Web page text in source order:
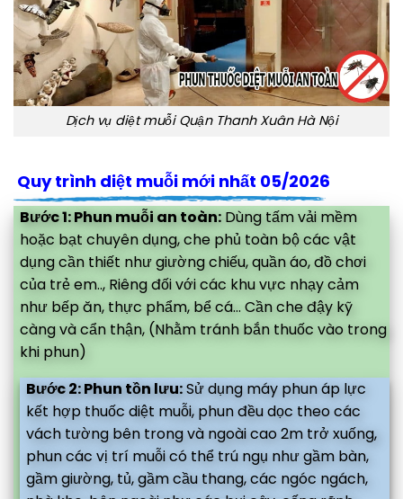
Dịch vụ diệt muỗi Quận Thanh Xuân Hà Nội
Quy trình diệt muỗi mới nhất 05/2026
Bước 1: Phun muỗi an toàn: Dùng tấm vải mềm
hoặc bạt chuyên dụng, che phủ toàn bộ các vật
dụng cần thiết như giường chiếu, quần áo, đồ chơi
của trẻ em.., Riêng đối với các khu vực nhạy cảm
như bếp ăn, thực phẩm, bể cá... Cần che đậy kỹ
càng và cẩn thận, (Nhằm tránh bắn thuốc vào trong
khi phun)
Bước 2: Phun tồn lưu:Sử dụng máy phun áp lực
kết hợp thuốc diệt muỗi, phun đều dọc theo các
vách tường bên trong và ngoài cao 2m trở xuống,
phun các vị trí muỗi có thể trú ngụ như gầm bàn,
gầm giường, tủ, gầm cầu thang, các ngóc ngách,